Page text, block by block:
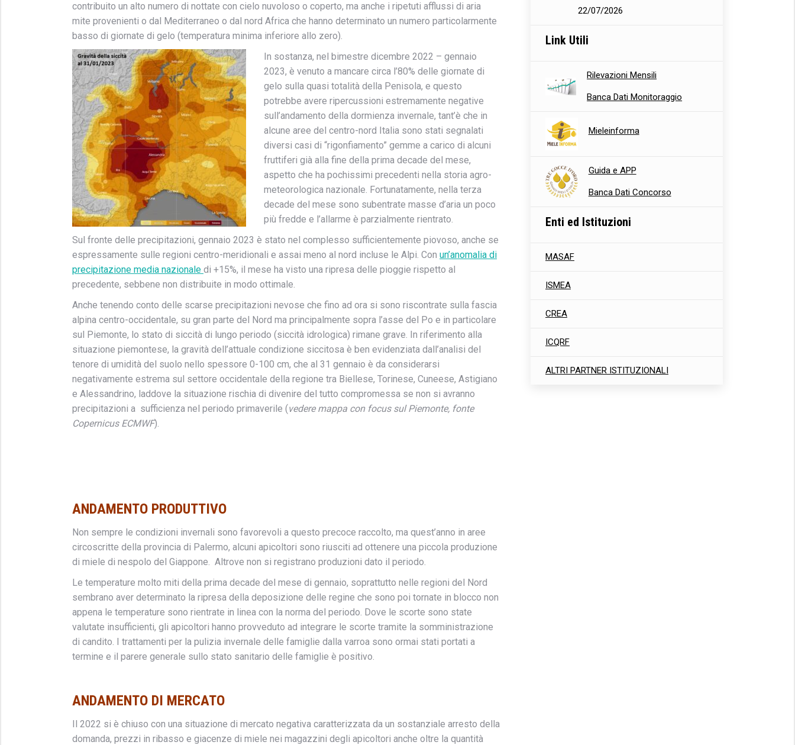
contribuito un alto numero di nottate con cielo nuvoloso o coperto, ma anche i ripetuti afflussi di aria
mite provenienti o dal Mediterraneo o dal nord Africa che hanno determinato un numero particolarmente
basso di giornate di gelo (temperatura minima inferiore allo zero).
In sostanza, nel bimestre dicembre 2022 – gennaio
2023, è venuto a mancare circa l’80% delle giornate di
gelo sulla quasi totalità della Penisola, e questo
potrebbe avere ripercussioni estremamente negative
sull’andamento della dormienza invernale, tant’è che in
alcune aree del centro-nord Italia sono stati segnalati
diversi casi di “rigonfiamento” gemme a carico di alcuni
fruttiferi già alla fine della prima decade del mese,
aspetto che ha pochissimi precedenti nella storia agro-
meteorologica nazionale. Fortunatamente, nella terza
decade del mese sono subentrate masse d’aria un poco
più fredde e l’allarme è parzialmente rientrato.
Sul fronte delle precipitazioni, gennaio 2023 è stato nel complesso sufficientemente piovoso, anche se
espressamente sulle regioni centro-meridionali e assai meno al nord incluse le Alpi. Con un’anomalia di
precipitazione media nazionale di +15%, il mese ha visto una ripresa delle pioggie rispetto al
precedente, sebbene non distribuite in modo ottimale.
Anche tenendo conto delle scarse precipitazioni nevose che fino ad ora si sono riscontrate sulla fascia
alpina centro-occidentale, su gran parte del Nord ma principalmente sopra l’asse del Po e in particolare
sul Piemonte, lo stato di siccità di lungo periodo (siccità idrologica) rimane grave. In riferimento alla
situazione piemontese, la gravità dell’attuale condizione siccitosa è ben evidenziata dall’analisi del
tenore di umidità del suolo nello spessore 0-100 cm, che al 31 gennaio è da considerarsi
negativamente estrema sul settore occidentale della regione tra Biellese, Torinese, Cuneese, Astigiano
e Alessandrino, laddove la situazione rischia di divenire del tutto compromessa se non si avranno
precipitazioni a sufficienza nel periodo primaverile (vedere mappa con focus sul Piemonte, fonte
Copernicus ECMWF).
ANDAMENTO PRODUTTIVO
Non sempre le condizioni invernali sono favorevoli a questo precoce raccolto, ma quest’anno in aree
circoscritte della provincia di Palermo, alcuni apicoltori sono riusciti ad ottenere una piccola produzione
di miele di nespolo del Giappone. Altrove non si registrano produzioni dato il periodo.
Le temperature molto miti della prima decade del mese di gennaio, soprattutto nelle regioni del Nord
sembrano aver determinato la ripresa della deposizione delle regine che sono poi tornate in blocco non
appena le temperature sono rientrate in linea con la norma del periodo. Dove le scorte sono state
valutate insufficienti, gli apicoltori hanno provveduto ad integrare le scorte tramite la somministrazione
di candito. I trattamenti per la pulizia invernale delle famiglie dalla varroa sono ormai stati portati a
termine e il parere generale sullo stato sanitario delle famiglie è positivo.
ANDAMENTO DI MERCATO
Il 2022 si è chiuso con una situazione di mercato negativa caratterizzata da un sostanziale arresto della
domanda, prezzi in ribasso e giacenze di miele nei magazzini degli apicoltori anche oltre la quantità
22/07/2026
Link Utili
Rilevazioni Mensili
Banca Dati Monitoraggio
Mieleinforma
Guida e APP
Banca Dati Concorso
Enti ed Istituzioni
MASAF
ISMEA
CREA
ICQRF
ALTRI PARTNER ISTITUZIONALI